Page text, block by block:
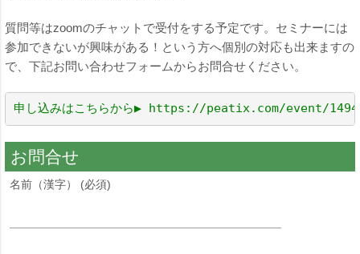
質問等はzoomのチャットで受付をする予定です。セミナーには
参加できないが興味がある！という方へ個別の対応も出来ますの
で、下記お問い合わせフォームからお問合せください。
申し込みはこちらから▶ https://peatix.com/event/
お問合せ
名前（漢字） (必須)